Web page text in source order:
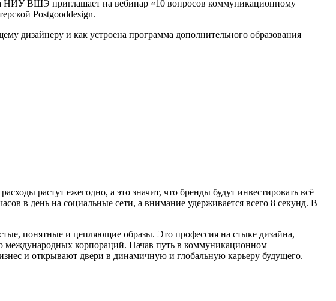
НИУ ВШЭ приглашает на вебинар «10 вопросов коммуникационному
Postgooddesign.
дизайнеру и как устроена программа дополнительного образования
растут ежегодно, а это значит, что бренды будут инвестировать всё
в день на социальные сети, а внимание удерживается всего 8 секунд. В
понятные и цепляющие образы. Это профессия на стыке дизайна,
международных корпораций. Начав путь в коммуникационном
и открывают двери в динамичную и глобальную карьеру будущего.